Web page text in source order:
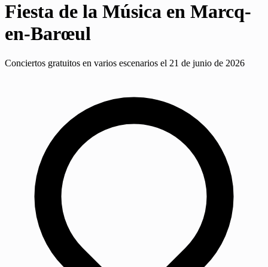
Fiesta de la Música en Marcq-
en-Barœul
Conciertos gratuitos en varios escenarios el 21 de junio de 2026